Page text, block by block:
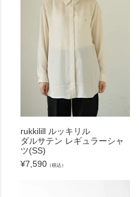
rukkilill ルッキリル
ダルサテン レギュラーシャ
ツ(SS)
¥7,590（税込）